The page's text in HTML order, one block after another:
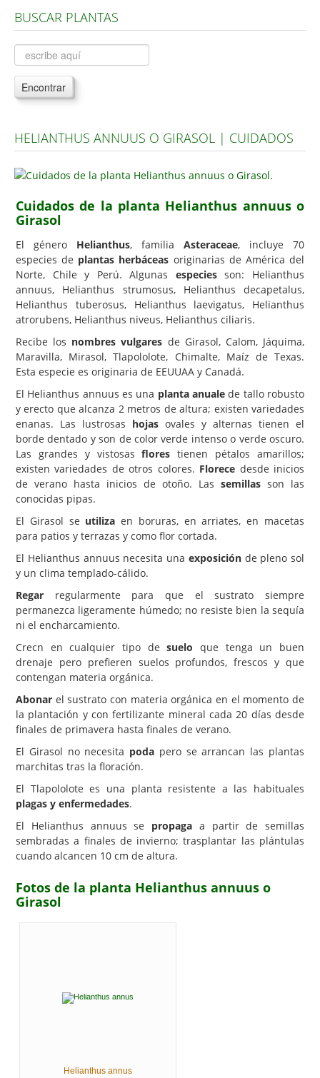
Árboles, Cicas y Palmeras de la G a la Z
Plantas Anuales y Perennes
Plantas Bulbosas y Acuáticas
Plantas de Interior
Plantas Aromáticas y de Huerto
Plantas Carnívoras y Orquídeas
Hemisferio Norte
Hemisferio Sur
Enfermedades
Animales
Hongos
Carencias
Fotos
Flores y Plantas
Árboles y Palmeras
Arbustos y Trepadoras
Cactus y Suculentas
BUSCAR PLANTAS
Encontrar
HELIANTHUS ANNUUS O GIRASOL | CUIDADOS
Cuidados de la planta Helianthus annuus o
Girasol
El género Helianthus, familia Asteraceae, incluye 70
especies de plantas herbáceas originarias de América del
Norte, Chile y Perú. Algunas especiesson: Helianthus
annuus, Helianthus strumosus, Helianthus decapetalus,
Helianthus tuberosus, Helianthus laevigatus, Helianthus
atrorubens, Helianthus niveus, Helianthus ciliaris.
Recibe los nombres vulgares de Girasol, Calom, Jáquima,
Maravilla, Mirasol, Tlapololote, Chimalte, Maíz de Texas.
Esta especie es originaria de EEUUAA y Canadá.
El Helianthus annuus es una planta anuale de tallo robusto
y erecto que alcanza 2 metros de altura; existen variedades
enanas. Las lustrosas hojas ovales y alternas tienen el
borde dentado y son de color verde intenso o verde oscuro.
Las grandes y vistosasflores tienen pétalos amarillos;
existen variedades de otros colores. Florece desde inicios
de verano hasta inicios de otoño. Las semillas son las
conocidas pipas.
El Girasol se utiliza en boruras, en arriates, en macetas
para patios y terrazas y como flor cortada.
El Helianthus annuus necesita una exposiciónde pleno sol
y un clima templado-cálido.
Regar regularmente para que el sustrato siempre
permanezca ligeramente húmedo; no resiste bien la sequía
ni el encharcamiento.
Crecn en cualquier tipo desuelo que tenga un buen
drenaje pero prefieren suelos profundos, frescos y que
contengan materia orgánica.
Abonar el sustrato con materia orgánica en el momento de
la plantación y con fertilizante mineral cada 20 días desde
finales de primavera hasta finales de verano.
El Girasol no necesita poda pero se arrancan las plantas
marchitas tras la floración.
El Tlapololote es una planta resistente a las habituales
plagas y enfermedades.
El Helianthus annuus se propaga a partir de semillas
sembradas a finales de invierno; trasplantar las plántulas
cuando alcancen 10 cm de altura.
Fotos de la planta Helianthus annuus o
Girasol
Helianthus annus